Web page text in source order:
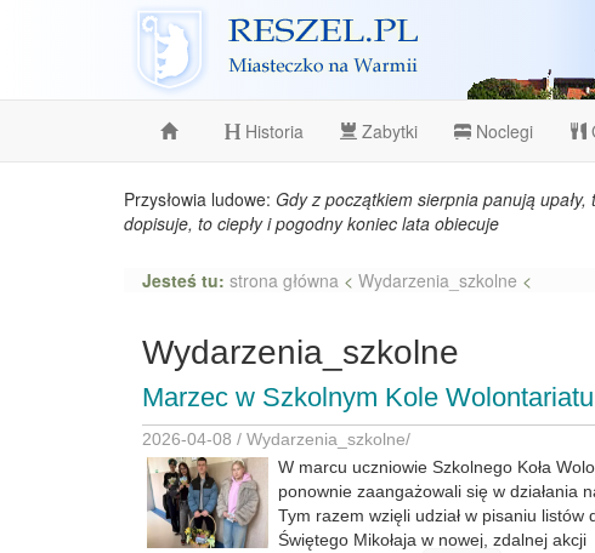
Reszel
Historia Zabytki Noclegi
Przysłowia ludowe: Gdy z początkiem sierpnia panują
dopisuje, to ciepły i pogodny koniec lata obiecuje
Jesteś tu: strona główna < Wydarzenia_szkolne <
Wydarzenia_szkolne
Marzec w Szkolnym Kole Wolontariatu
2026-04-08 / Wydarzenia_szkolne/
W marcu uczniowie Szkolnego Koła
ponownie zaangażowali się w działania
Tym razem wzięli udział w pisaniu listów
Świętego Mikołaja w nowej, zdalnej akcji